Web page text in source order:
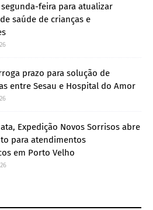
feira para atualizar
saúde de crianças e
prazo para solução de
entre Sesau e Hospital do Amor
Expedição Novos Sorrisos abre
para atendimentos
em Porto Velho